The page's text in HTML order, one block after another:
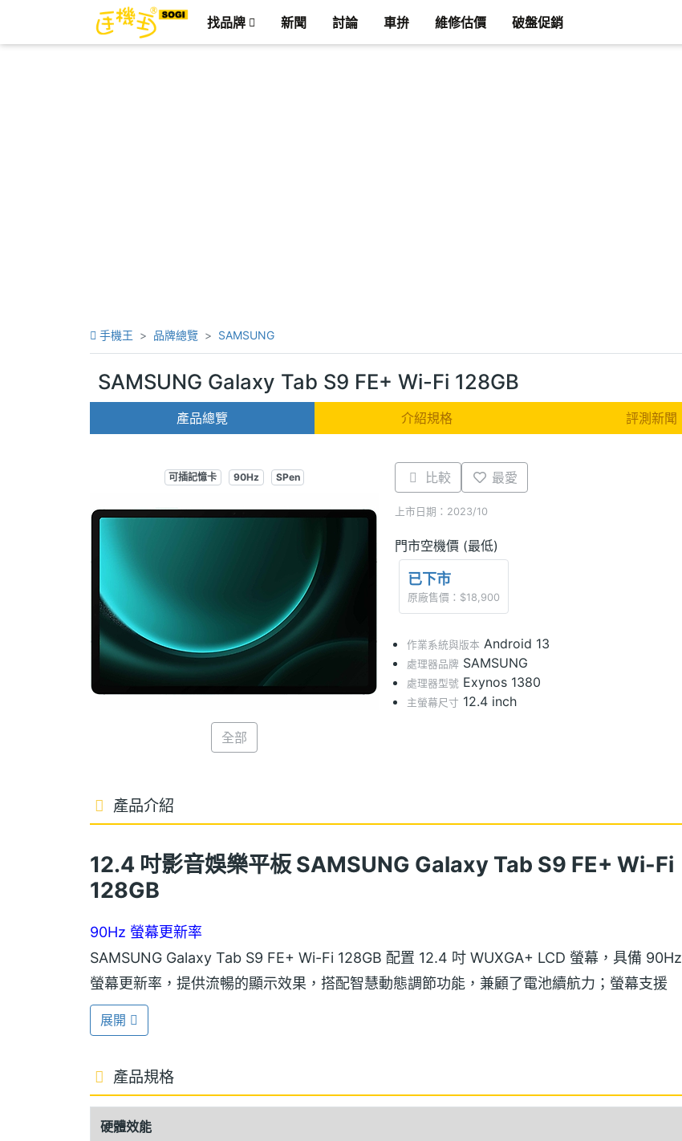
找品牌 新聞 討論 車拚 維修估價 破盤促銷
手機王 品牌總覽 SAMSUNG
SAMSUNG Galaxy Tab S9 FE+ Wi-Fi 128GB
產品總覽 介紹規格 評測新聞
可插記憶卡 90Hz SPen
全部
比較 最愛
上市日期：2023/10
門市空機價 (最低)
已下市
原廠售價：$18,900
作業系統與版本 Android 13
處理器品牌 SAMSUNG
處理器型號 Exynos 1380
主螢幕尺寸 12.4 inch
產品介紹
12.4 吋影音娛樂平板 SAMSUNG Galaxy Tab S9 FE+ Wi-Fi
128GB
90Hz 螢幕更新率
SAMSUNG Galaxy Tab S9 FE+ Wi-Fi 128GB 配置 12.4 吋 WUXGA+ LCD 螢幕，具備 90Hz
螢幕更新率，提供流暢的顯示效果，搭配智慧動態調節功能，兼顧了電池續航力；螢幕支援
Vision Booster 技術，可優化色彩與對比度，並著重螢幕暗部表現，提升於戶外環境的可視
性；護眼模式讓用戶長時間使用也能減少雙眼的不適感。
IP68 防塵防水設計
SAMSUNG Galaxy Tab S9 FE+ Wi-Fi 128GB 採用圓滑平板設計，結合堅韌的金屬質感外
框，並具備 IP68 防水防塵設計，帶來良好的防護也同時兼具外觀質感；側邊具備電源鍵整合
展開
產品規格
硬體效能